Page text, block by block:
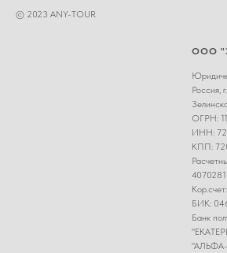
© 2023 ANY-TOUR
ООО
Россия,
ОГРН:
ИНН:
КПП:
БИК:
Банк